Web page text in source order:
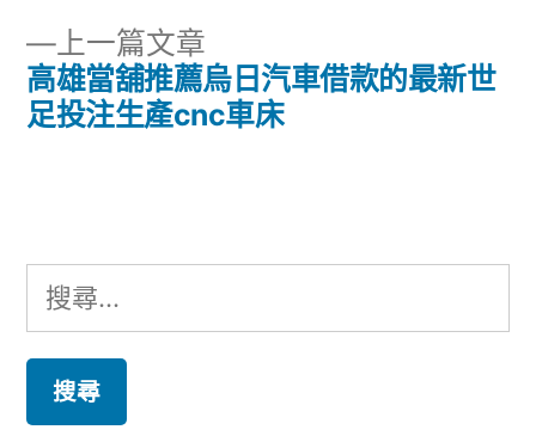
導
覽
上一篇文章
一
篇
高雄當舖推薦烏日汽車借款的最新世
足投注生產cnc車床
搜
尋
鍵